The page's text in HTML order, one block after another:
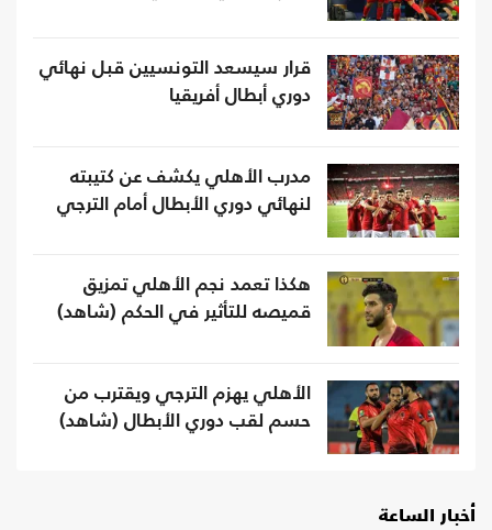
قرار سيسعد التونسيين قبل نهائي
دوري أبطال أفريقيا
مدرب الأهلي يكشف عن كتيبته
لنهائي دوري الأبطال أمام الترجي
هكذا تعمد نجم الأهلي تمزيق
قميصه للتأثير في الحكم (شاهد)
الأهلي يهزم الترجي ويقترب من
حسم لقب دوري الأبطال (شاهد)
أخبار الساعة